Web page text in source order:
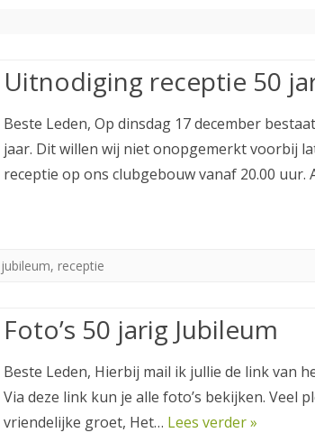
Uitnodiging receptie 50
Beste Leden, Op dinsdag 17 december
jaar. Dit willen wij niet onopgemerkt voorbij
receptie op ons clubgebouw vanaf 20.00 uur.
jubileum, receptie
Foto’s 50 jarig Jubileum
Beste Leden, Hierbij mail ik jullie de link van
Via deze link kun je alle foto’s bekijken. Veel
vriendelijke groet, Het… Lees verder »